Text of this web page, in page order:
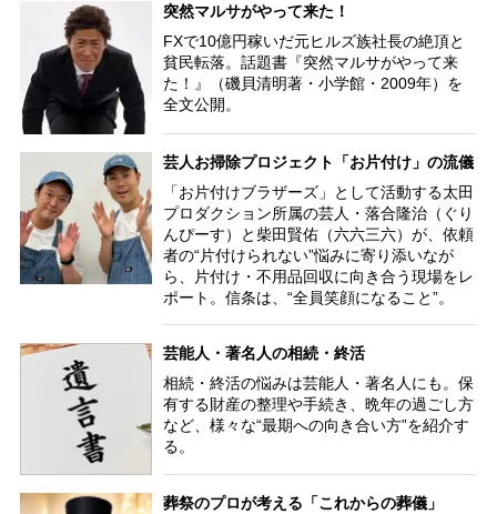
突然マルサがやって来た！
FXで10億円稼いだ元ヒルズ族社長の絶頂と
貧民転落。話題書『突然マルサがやって来
た！』（磯貝清明著・小学館・2009年）を
全文公開。
芸人お掃除プロジェクト「お片付け」の流儀
「お片付けブラザーズ」として活動する太田
プロダクション所属の芸人・落合隆治（ぐり
んぴーす）と柴田賢佑（六六三六）が、依頼
者の“片付けられない”悩みに寄り添いなが
ら、片付け・不用品回収に向き合う現場をレ
ポート。信条は、“全員笑顔になること”。
芸能人・著名人の相続・終活
相続・終活の悩みは芸能人・著名人にも。保
有する財産の整理や手続き、晩年の過ごし方
など、様々な“最期への向き合い方”を紹介す
る。
葬祭のプロが考える「これからの葬儀」